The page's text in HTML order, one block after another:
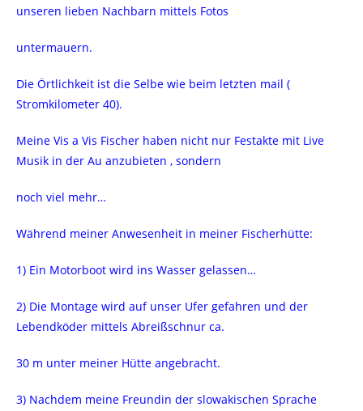
unseren lieben Nachbarn mittels Fotos
untermauern.
Die Örtlichkeit ist die Selbe wie beim letzten mail (
Stromkilometer 40).
Meine Vis a Vis Fischer haben nicht nur Festakte mit Live
Musik in der Au anzubieten , sondern
noch viel mehr…
Während meiner Anwesenheit in meiner Fischerhütte:
1) Ein Motorboot wird ins Wasser gelassen…
2) Die Montage wird auf unser Ufer gefahren und der
Lebendköder mittels Abreißschnur ca.
30 m unter meiner Hütte angebracht.
3) Nachdem meine Freundin der slowakischen Sprache